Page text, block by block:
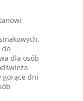
do
dla osób
gorące dni